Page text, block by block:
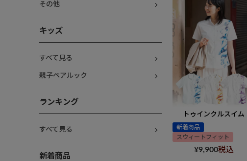
その他
キッズ
すべて見る
親子ペアルック
ランキング
すべて見る
新着商品
トゥインクルスイム
新着商品
スウィートフィット
¥9,900税込